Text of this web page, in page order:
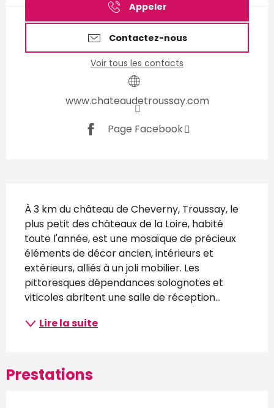
Appeler
Contactez-nous
Voir tous les contacts
www.chateaudetroussay.com
Page Facebook
Description
À 3 km du château de Cheverny, Troussay, le
plus petit des châteaux de la Loire, habité
toute l'année, est une mosaïque de précieux
éléments de décor ancien, intérieurs et
extérieurs, alliés à un joli mobilier. Les
pittoresques dépendances solognotes et
viticoles abritent une salle de réception...
Lire la suite
Prestations